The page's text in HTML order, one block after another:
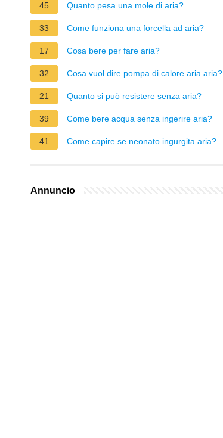
45 Quanto pesa una mole di aria?
33 Come funziona una forcella ad aria?
17 Cosa bere per fare aria?
32 Cosa vuol dire pompa di calore aria aria?
21 Quanto si può resistere senza aria?
39 Come bere acqua senza ingerire aria?
41 Come capire se neonato ingurgita aria?
Annuncio